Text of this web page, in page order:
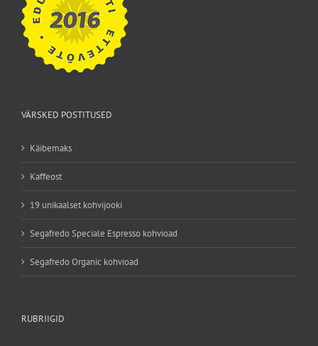
VÄRSKED POSTITUSED
Käibemaks
Kaffeost
19 unikaalset kohvijooki
Segafredo Speciale Espresso kohvioad
Segafredo Organic kohvioad
RUBRIIGID